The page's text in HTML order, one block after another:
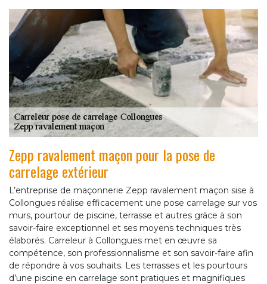
Zepp ravalement maçon pour la pose de
carrelage extérieur
L’entreprise de maçonnerie Zepp ravalement maçon sise à
Collongues réalise efficacement une pose carrelage sur vos
murs, pourtour de piscine, terrasse et autres grâce à son
savoir-faire exceptionnel et ses moyens techniques très
élaborés. Carreleur à Collongues met en œuvre sa
compétence, son professionnalisme et son savoir-faire afin
de répondre à vos souhaits. Les terrasses et les pourtours
d’une piscine en carrelage sont pratiques et magnifiques